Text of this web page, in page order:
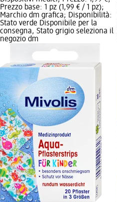
Prezzo base: 1 pz (1,99 € / 1 pz);
Marchio dm grafica; Disponibilità:
Stato verde Disponibile per la
consegna, Stato grigio seleziona il
negozio dm